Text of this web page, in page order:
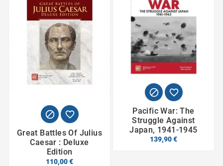
 
Great Battles Of Julius
Caesar : Deluxe
Edition
110,00 €
 
Pacific War: The
Struggle Against
Japan, 1941-1945
139,90 €